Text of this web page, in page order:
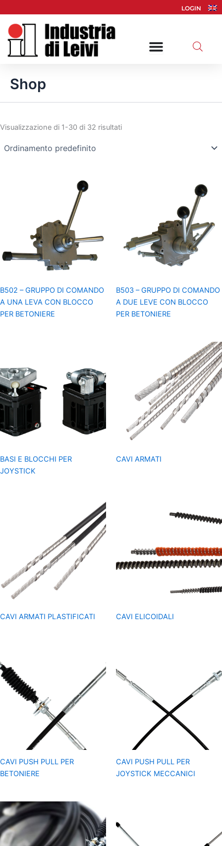
al
contenuto
LOGIN
Shop
Visualizzazione di 1-30 di 32 risultati
B502 – GRUPPO DI COMANDO
A UNA LEVA CON BLOCCO
PER BETONIERE
B503 – GRUPPO DI COMANDO
A DUE LEVE CON BLOCCO
PER BETONIERE
BASI E BLOCCHI PER
JOYSTICK
CAVI ARMATI
CAVI ARMATI PLASTIFICATI CAVI ELICOIDALI
CAVI PUSH PULL PER
BETONIERE
CAVI PUSH PULL PER
JOYSTICK MECCANICI